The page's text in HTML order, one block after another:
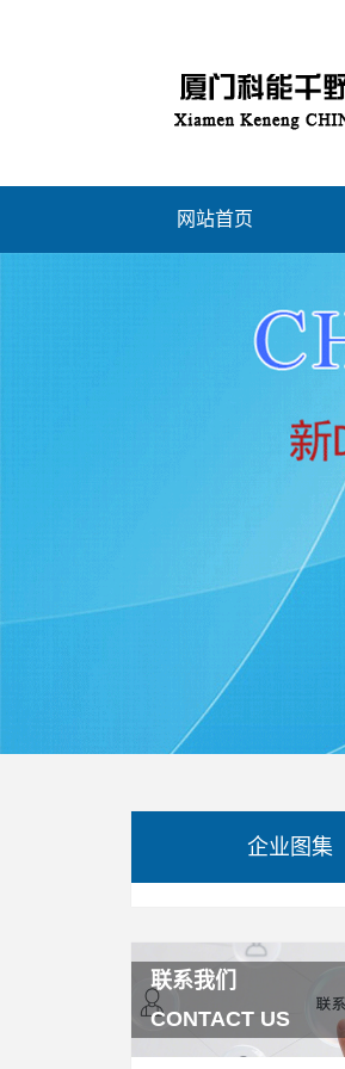
网站首页
企业图集
联系我们
CONTACT US